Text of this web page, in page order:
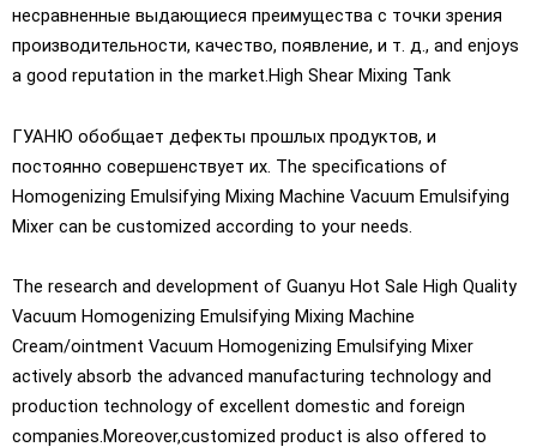
несравненные выдающиеся преимущества с точки зрения
производительности, качество, появление, и т. д., and enjoys
a good reputation in the market.High Shear Mixing Tank
ГУАНЮ обобщает дефекты прошлых продуктов, и
постоянно совершенствует их. The specifications of
Homogenizing Emulsifying Mixing Machine Vacuum Emulsifying
Mixer can be customized according to your needs.
The research and development of Guanyu Hot Sale High Quality
Vacuum Homogenizing Emulsifying Mixing Machine
Cream/ointment Vacuum Homogenizing Emulsifying Mixer
actively absorb the advanced manufacturing technology and
production technology of excellent domestic and foreign
companies.Moreover,customized product is also offered to